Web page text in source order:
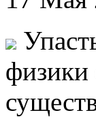
физики